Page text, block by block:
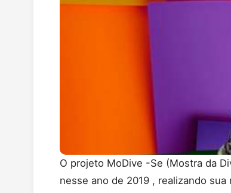
O projeto MoDive -Se (Mostra da
nesse ano de 2019 , realizando